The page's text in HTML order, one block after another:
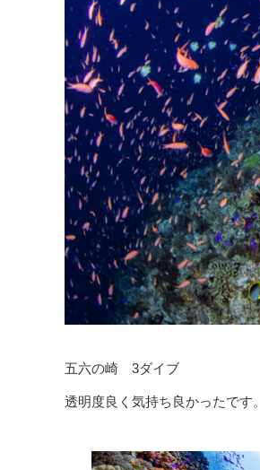
五六の崎 3ダイブ
透明度良く気持ち良かったです。